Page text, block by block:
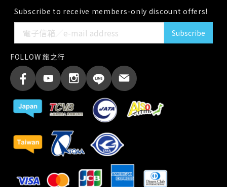
Subscribe to receive members-only discount offers!
Subscribe
FOLLOW 旅之行